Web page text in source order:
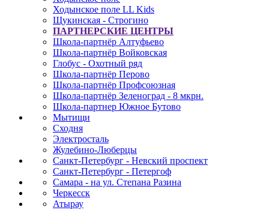
Ходынское поле LL Kids
Щукинская - Строгино
ПАРТНЕРСКИЕ ЦЕНТРЫ
Школа-партнёр Алтуфьево
Школа-партнёр Войковская
Глобус - Охотный ряд
Школа-партнёр Перово
Школа-партнёр Профсоюзная
Школа-партнёр Зеленоград - 8 мкрн.
Школа-партнер Южное Бутово
Мытищи
Сходня
Электросталь
Жулебино-Люберцы
Санкт-Петербург - Невский проспект
Санкт-Петербург - Петергоф
Самара - на ул. Степана Разина
Черкесск
Атырау